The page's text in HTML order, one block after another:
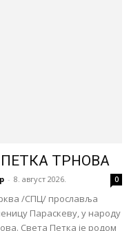
ТРНОВА
- 8. август 2026. 0
/СПЦ/ прославља
Параскеву, у народу
Света Петка је родом